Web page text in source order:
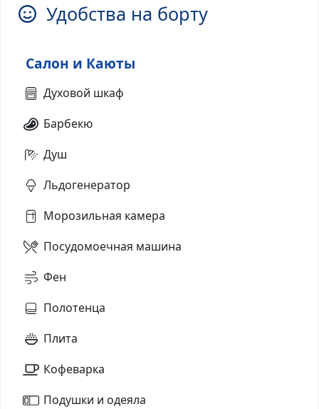
Удобства на борту
Салон и Каюты
Духовой шкаф
Барбекю
Душ
Льдогенератор
Морозильная камера
Посудомоечная машина
Фен
Полотенца
Плита
Кофеварка
Подушки и одеяла